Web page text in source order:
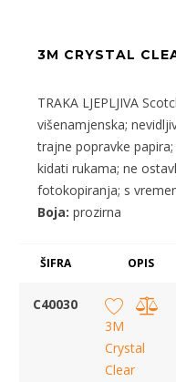
3M CRYSTAL
TRAKA LJEPLJIVA
višenamjenska;
trajne popravke
kidati rukama; ne
fotokopiranja; s
Boja: prozirna
ŠIFRA OPIS
C40030
3M
Crystal
Clear